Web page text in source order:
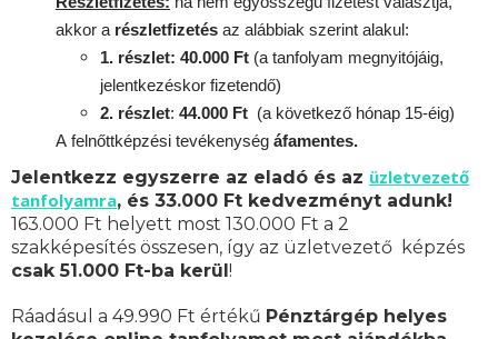
akkor a részletfizetés az alábbiak szerint alakul:
1. részlet: 40.000 Ft (a tanfolyam megnyitójáig,
jelentkezéskor fizetendő)
2. részlet: 44.000 Ft (a következő hónap 15-éig)
A felnőttképzési tevékenység áfamentes.
Jelentkezz egyszerre az eladó és az üzletvezető
tanfolyamra, és 33.000 Ft kedvezményt adunk!
163.000 Ft helyett most 130.000 Ft a 2
szakképesítés összesen, így az üzletvezető képzés
csak 51.000 Ft-ba kerül !
Ráadásul a 49.990 Ft értékű Pénztárgép helyes